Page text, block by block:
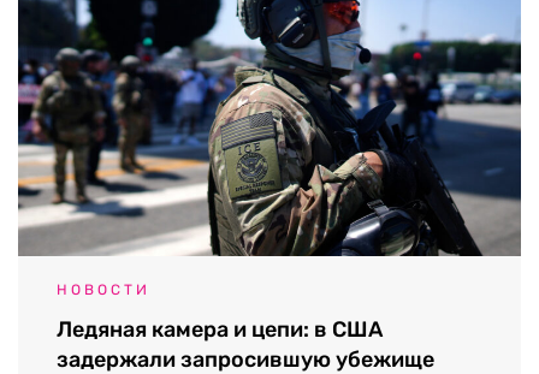
НОВОСТИ
Ледяная камера и цепи: в США
задержали запросившую убежище